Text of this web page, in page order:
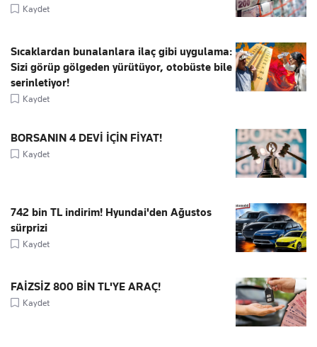
Kaydet
Sıcaklardan bunalanlara ilaç gibi uygulama:
Sizi görüp gölgeden yürütüyor, otobüste bile
serinletiyor!
Kaydet
BORSANIN 4 DEVİ İÇİN FİYAT!
Kaydet
742 bin TL indirim! Hyundai'den Ağustos
sürprizi
Kaydet
FAİZSİZ 800 BİN TL'YE ARAÇ!
Kaydet